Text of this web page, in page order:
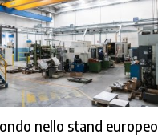
nello stand europeo